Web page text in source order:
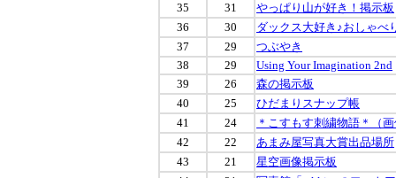
35
31
やっぱり山が好き！掲示板
36
30
ダックス大好き♪おしゃべ
37
29
つぶやき
38
29
Using Your Imagination 2nd
39
26
森の掲示板
40
25
ひだまりスナップ帳
41
24
＊こすもす刺繍物語＊（
42
22
あまみ屋写真大賞出品場所
43
21
星空画像掲示板